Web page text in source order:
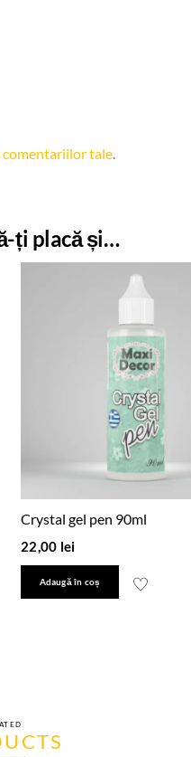
comentariilor tale.
ți placă și…
Crystal gel pen 90ml
22,00 lei
Adaugă în coș